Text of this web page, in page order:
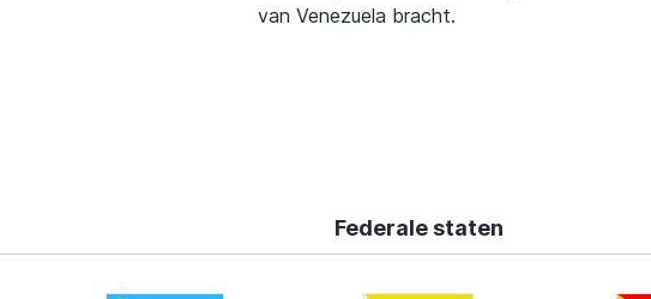
van Venezuela bracht.
Federale staten